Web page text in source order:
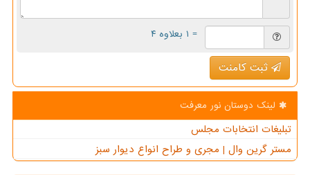
= ۱ بعلاوه ۴
ثبت کامنت
لینک دوستان نور معرفت
تبلیغات انتخابات مجلس
مستر گرین وال | مجری و طراح انواع دیوار سبز